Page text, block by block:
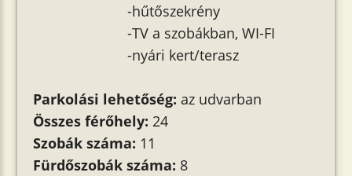
-hűtőszekrény
-TV a szobákban, WI-FI
-nyári kert/terasz
Parkolási lehetőség: az udvarban
Összes férőhely: 24
Szobák száma: 11
Fürdőszobák száma: 8